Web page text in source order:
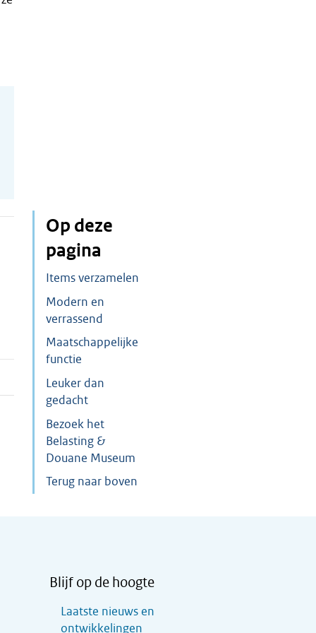
Op deze
pagina
Items verzamelen
Modern en
verrassend
Maatschappelijke
functie
Leuker dan
gedacht
Bezoek het
Belasting &
Douane Museum
Terug naar boven
Blijf op de hoogte
Laatste nieuws en
ontwikkelingen